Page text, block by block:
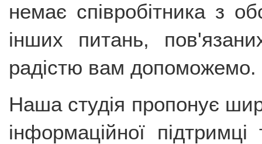
немає співробітника з
інших питань,
радістю вам допоможемо.
Наша студія пропонує
інформаційної